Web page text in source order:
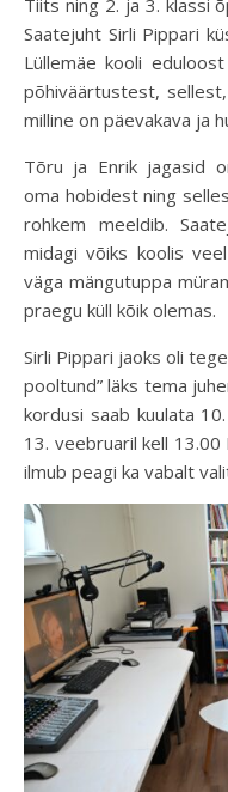
Saatejuht Sirli Pippari
Lüllemäe kooli
põhiväärtustest,
milline on päevakava ja
Tõru ja Enrik jagasid
oma hobidest ning
rohkem meeldib.
midagi võiks koolis
väga mängutuppa
praegu küll kõik olemas.
Sirli Pippari jaoks oli
pooltund” läks tema
kordusi saab kuulata
13. veebruaril kell 13.00
ilmub peagi ka vabalt